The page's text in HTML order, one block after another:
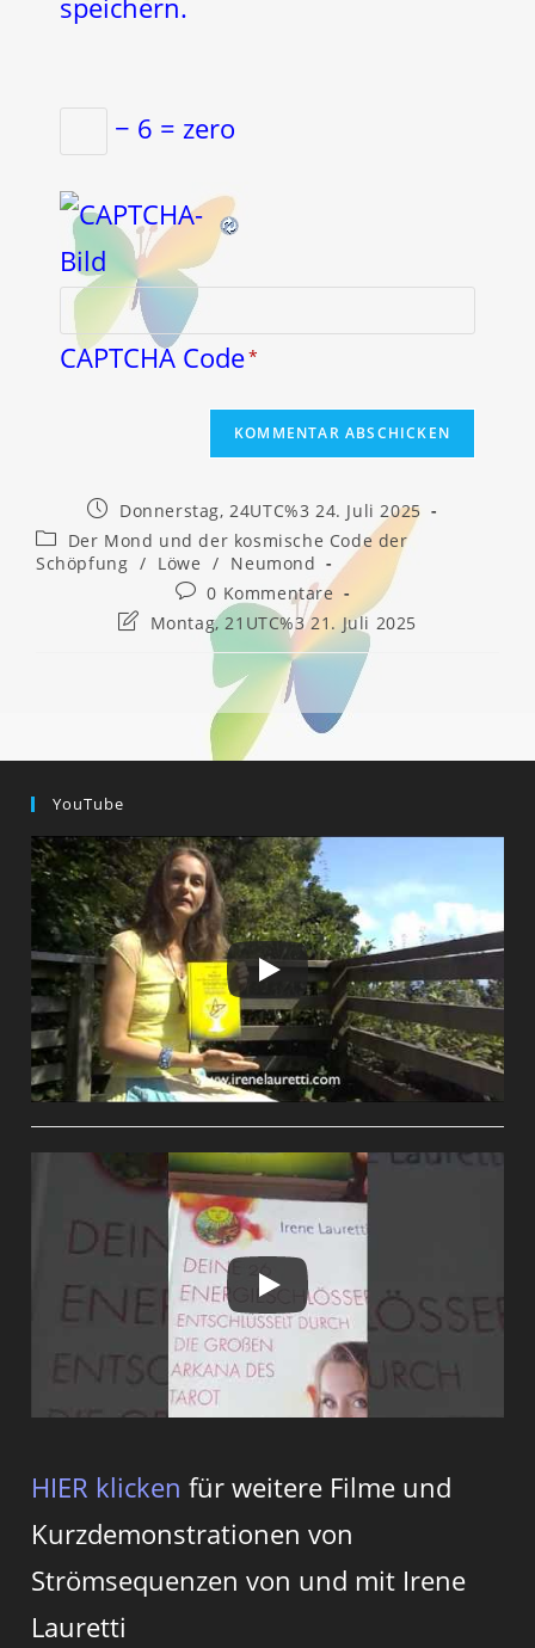
speichern.
− 6 = zero
CAPTCHA Code*
Beitrag
veröffentlicht:
Donnerstag, 24UTC%3 24. Juli 2025
Beitrags-
Kategorie:
Der Mond und der kosmische Code der
Schöpfung / Löwe / Neumond
Beitrags-
Kommentare:
0 Kommentare
BeitragMontag, 21UTC%3 21. Juli 2025
YouTube
HIER klicken für weitere Filme und
Kurzdemonstrationen von
Strömsequenzen von und mit Irene
Lauretti